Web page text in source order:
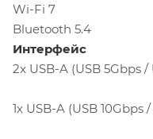
Wi-Fi 7
Bluetooth 5.4
Интерфейс
2x USB-A (USB 5Gbps /
1x USB-A (USB 10Gbps